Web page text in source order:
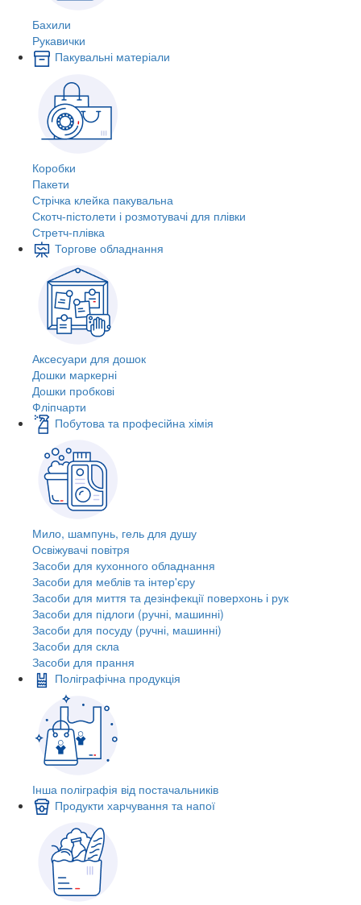
Бахили
Рукавички
Пакувальні матеріали
Коробки
Пакети
Стрічка клейка пакувальна
Скотч-пістолети і розмотувачі для плівки
Стретч-плівка
Торгове обладнання
Аксесуари для дошок
Дошки маркерні
Дошки пробкові
Фліпчарти
Побутова та професійна хімія
Мило, шампунь, гель для душу
Освіжувачі повітря
Засоби для кухонного обладнання
Засоби для меблів та інтер'єру
Засоби для миття та дезінфекції поверхонь і рук
Засоби для підлоги (ручні, машинні)
Засоби для посуду (ручні, машинні)
Засоби для скла
Засоби для прання
Поліграфічна продукція
Інша поліграфія від постачальників
Продукти харчування та напої